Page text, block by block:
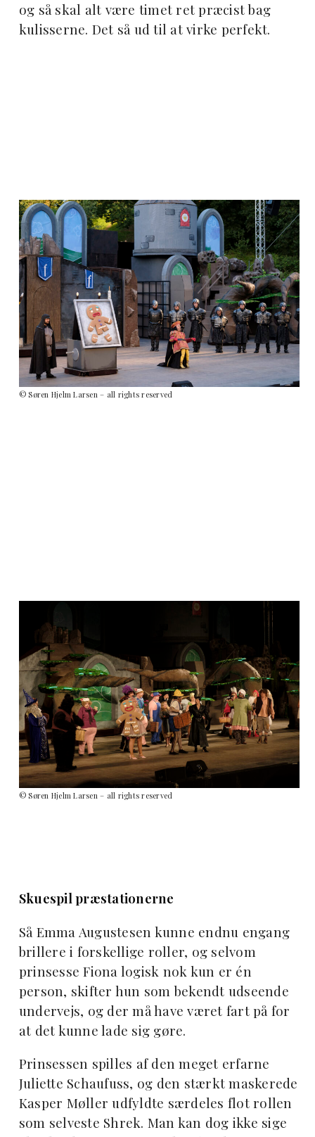
og så skal alt være timet ret præcist bag
kulisserne. Det så ud til at virke perfekt.
© Søren Hjelm Larsen – all rights reserved
© Søren Hjelm Larsen – all rights reserved
Skuespil præstationerne
Så Emma Augustesen kunne endnu engang
brillere i forskellige roller, og selvom
prinsesse Fiona logisk nok kun er én
person, skifter hun som bekendt udseende
undervejs, og der må have været fart på for
at det kunne lade sig gøre.
Prinsessen spilles af den meget erfarne
Juliette Schaufuss, og den stærkt maskerede
Kasper Møller udfyldte særdeles flot rollen
som selveste Shrek. Man kan dog ikke sige